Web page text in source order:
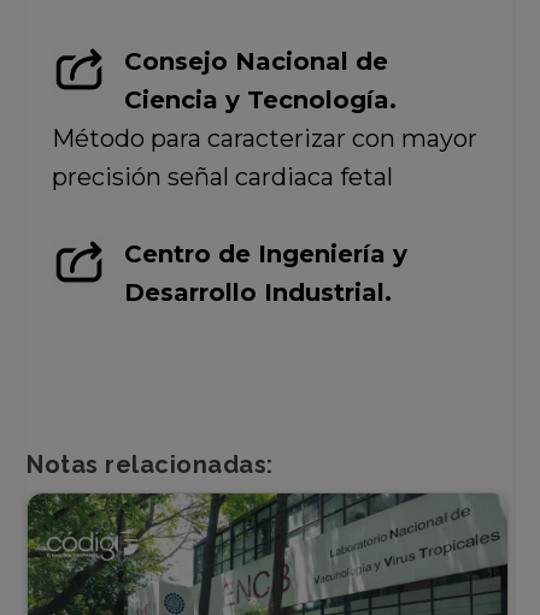
Consejo Nacional de
Ciencia y Tecnología.
Método para caracterizar con mayor
precisión señal cardiaca fetal
Centro de Ingeniería y
Desarrollo Industrial.
Notas relacionadas: